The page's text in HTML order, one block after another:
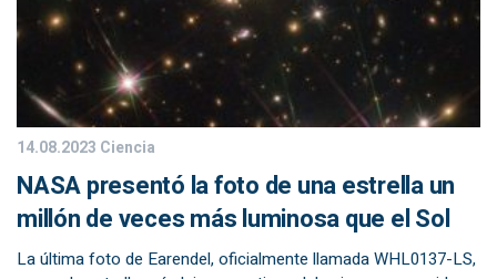
14.08.2023 Ciencia
NASA presentó la foto de una estrella un
millón de veces más luminosa que el Sol
La última foto de Earendel, oficialmente llamada WHL0137-LS,